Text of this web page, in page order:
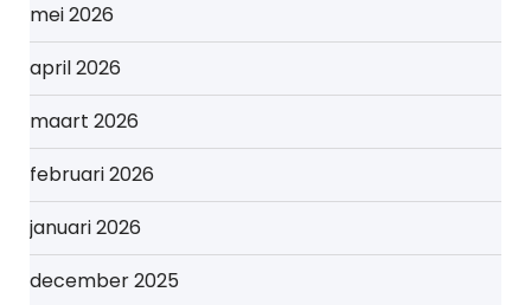
mei 2026
april 2026
maart 2026
februari 2026
januari 2026
december 2025